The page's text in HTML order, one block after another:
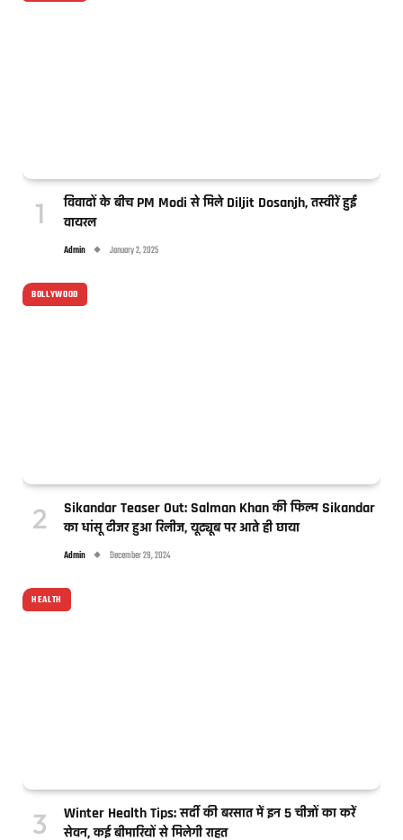
विवादों के बीच PM Modi से मिले Diljit Dosanjh, तस्वीरें हुईं
वायरल
Admin January 2, 2025
BOLLYWOOD
Sikandar Teaser Out: Salman Khan की फिल्म Sikandar
का धांसू टीजर हुआ रिलीज, यूट्यूब पर आते ही छाया
Admin December 29, 2024
HEALTH
Winter Health Tips: सर्दी की बरसात में इन 5 चीजों का करें
सेवन, कई बीमारियों से मिलेगी राहत